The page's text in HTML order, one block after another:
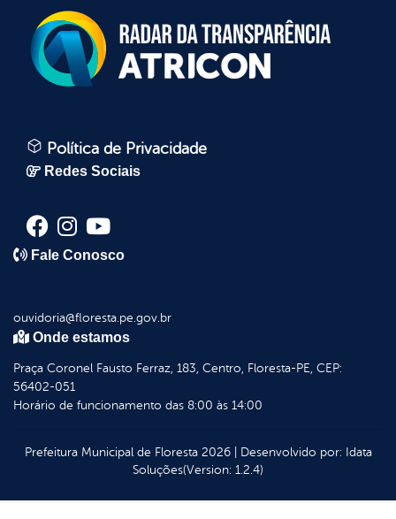
Política de Privacidade
Redes Sociais
Fale Conosco
ouvidoria@floresta.pe.gov.br
Onde estamos
Praça Coronel Fausto Ferraz, 183, Centro, Floresta-PE, CEP:
56402-051
Horário de funcionamento das 8:00 às 14:00
Prefeitura Municipal de Floresta2026| Desenvolvido por: Idata
Soluções(Version: 1.2.4)